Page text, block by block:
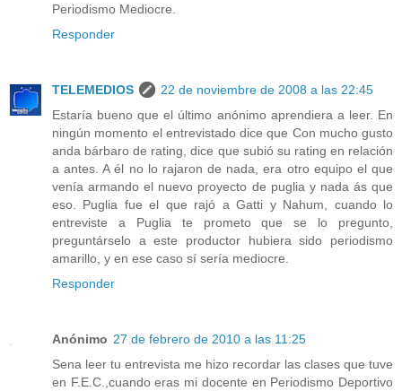
Periodismo Mediocre.
Responder
TELEMEDIOS
22 de noviembre de 2008 a las 22:45
Estaría bueno que el último anónimo aprendiera a leer. En
ningún momento el entrevistado dice que Con mucho gusto
anda bárbaro de rating, dice que subió su rating en relación
a antes. A él no lo rajaron de nada, era otro equipo el que
venía armando el nuevo proyecto de puglia y nada ás que
eso. Puglia fue el que rajó a Gatti y Nahum, cuando lo
entreviste a Puglia te prometo que se lo pregunto,
preguntárselo a este productor hubiera sido periodismo
amarillo, y en ese caso sí sería mediocre.
Responder
Anónimo 27 de febrero de 2010 a las 11:25
Sena leer tu entrevista me hizo recordar las clases que tuve
en F.E.C.,cuando eras mi docente en Periodismo Deportivo